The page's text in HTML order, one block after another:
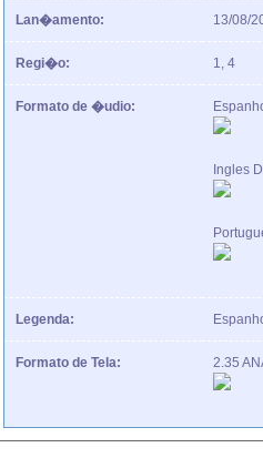
Lan�amento: 13/08/
Regi�o: 1, 4
Formato de �udio:
Ingles
Legenda:
Formato de Tela: 2.35